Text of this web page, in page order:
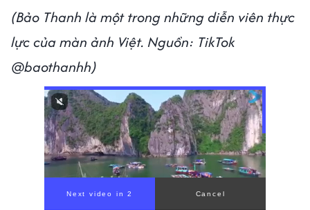
(Bảo Thanh là một trong những diễn viên thực
lực của màn ảnh Việt. Nguồn: TikTok
@baothanhh)